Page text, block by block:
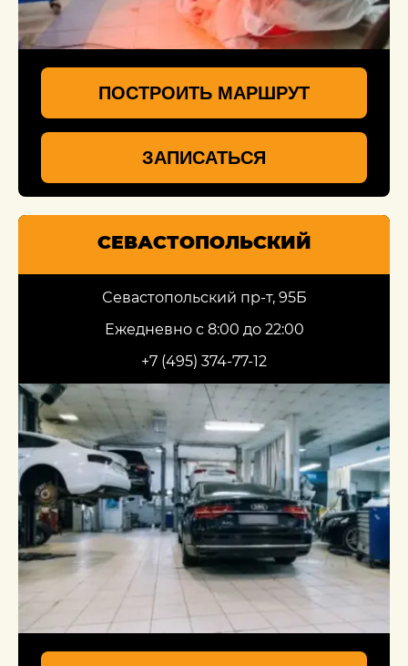
ПОСТРОИТЬ МАРШРУТ
ЗАПИСАТЬСЯ
СЕВАСТОПОЛЬСКИЙ
Севастопольский пр-т, 95Б
Ежедневно с 8:00 до 22:00
+7 (495) 374-77-12